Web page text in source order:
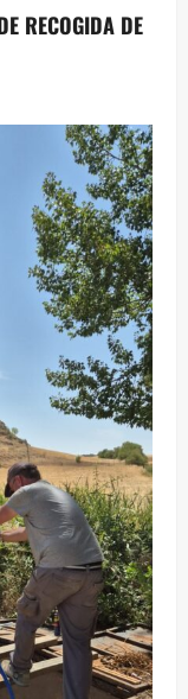
RECOGIDA DE